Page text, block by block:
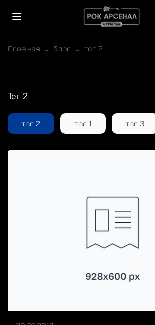
Главная Блог тег 2
тег 2
тег 2 тег 1 тег 3